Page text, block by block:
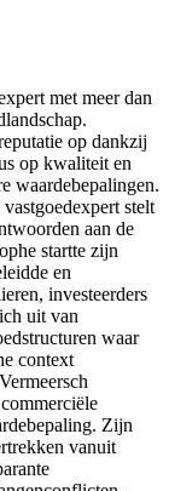
met meer dan
op dankzij
op kwaliteit en
waardebepalingen.
stelt
aan de
startte zijn
en
investeerders
uit van
waar
context
Zijn
vanuit